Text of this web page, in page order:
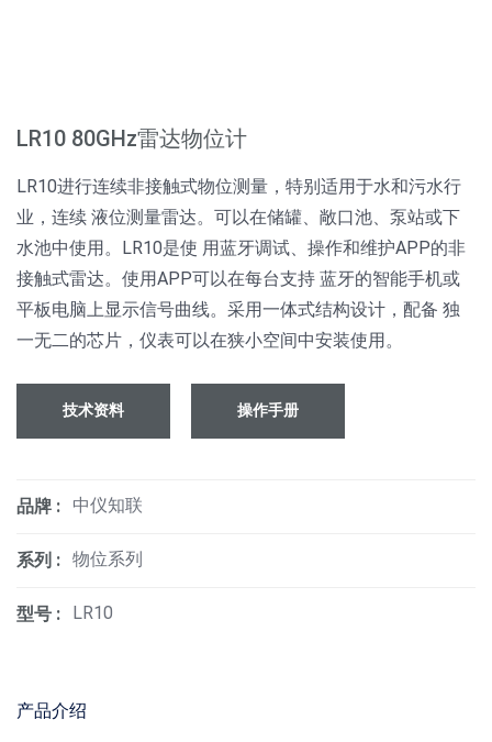
LR10 80GHz雷达物位计
LR10进行连续非接触式物位测量，特别适用于水和污水行
业，连续 液位测量雷达。可以在储罐、敞口池、泵站或下
水池中使用。LR10是使 用蓝牙调试、操作和维护APP的非
接触式雷达。使用APP可以在每台支持 蓝牙的智能手机或
平板电脑上显示信号曲线。采用一体式结构设计，配备 独
一无二的芯片，仪表可以在狭小空间中安装使用。
技术资料 操作手册
品牌 : 中仪知联
系列 : 物位系列
型号 : LR10
产品介绍